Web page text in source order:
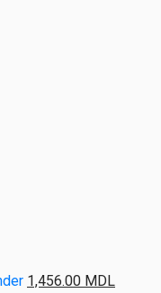
1,456.00 MDL